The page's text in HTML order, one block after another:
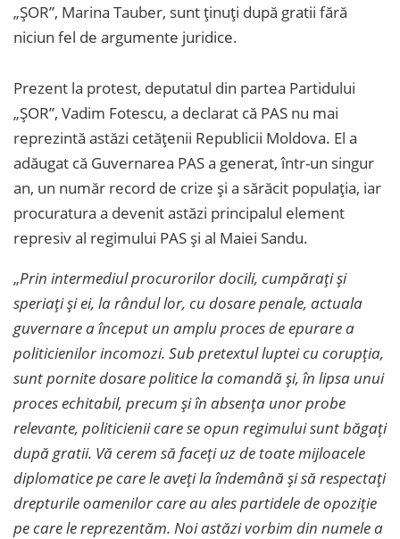
„ȘOR”, Marina Tauber, sunt ținuți după gratii fără
niciun fel de argumente juridice.
Prezent la protest, deputatul din partea Partidului
„ȘOR”, Vadim Fotescu, a declarat că PAS nu mai
reprezintă astăzi cetățenii Republicii Moldova. El a
adăugat că Guvernarea PAS a generat, într-un singur
an, un număr record de crize și a sărăcit populația, iar
procuratura a devenit astăzi principalul element
represiv al regimului PAS și al Maiei Sandu.
„Prin intermediul procurorilor docili, cumpărați și
speriați și ei, la rândul lor, cu dosare penale, actuala
guvernare a început un amplu proces de epurare a
politicienilor incomozi. Sub pretextul luptei cu corupția,
sunt pornite dosare politice la comandă și, în lipsa unui
proces echitabil, precum și în absența unor probe
relevante, politicienii care se opun regimului sunt băgați
după gratii. Vă cerem să faceți uz de toate mijloacele
diplomatice pe care le aveți la îndemână și să respectați
drepturile oamenilor care au ales partidele de opoziție
pe care le reprezentăm. Noi astăzi vorbim din numele a